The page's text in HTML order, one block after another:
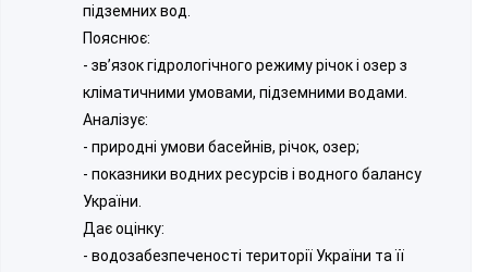
підземних вод.
Пояснює:
- зв’язок гідрологічного режиму річок і озер з
кліматичними умовами, підземними водами.
Аналізує:
- природні умови басейнів, річок, озер;
- показники водних ресурсів і водного балансу
України.
Дає оцінку:
- водозабезпеченості території України та її